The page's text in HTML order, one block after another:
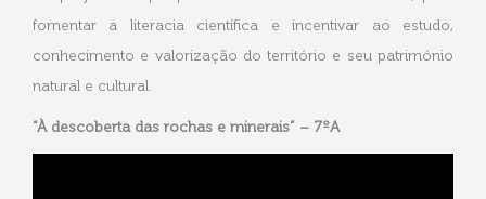
fomentar a literacia científica e incentivar ao estudo,
conhecimento e valorização do território e seu património
natural e cultural.
“À descoberta das rochas e minerais” – 7ºA